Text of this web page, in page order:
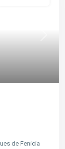
de Fenicia